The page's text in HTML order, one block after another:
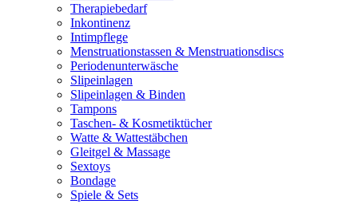
Therapiebedarf
Inkontinenz
Intimpflege
Menstruationstassen & Menstruationsdiscs
Periodenunterwäsche
Slipeinlagen
Slipeinlagen & Binden
Tampons
Taschen- & Kosmetiktücher
Watte & Wattestäbchen
Gleitgel & Massage
Sextoys
Bondage
Spiele & Sets